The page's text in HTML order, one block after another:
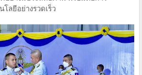
ลยีอย่างรวดเร็ว